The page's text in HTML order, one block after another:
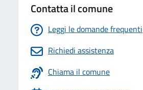
Contatta il comune
Leggi le domande frequenti
Richiedi assistenza
Chiama il comune